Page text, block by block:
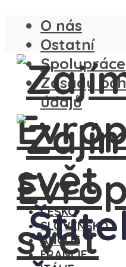
O nás
Ostatní
Spolupráce
Zásady
údajů
ČESKO
SLOVENSKO
ANGLIE
FRANCIE